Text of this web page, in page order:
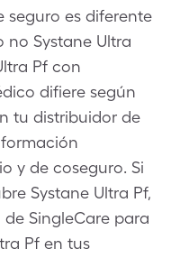
seguro es diferente
no Systane Ultra
Pf con
difiere según
tu distribuidor de
y de coseguro. Si
Systane Ultra Pf,
SingleCare para
Pf en tus